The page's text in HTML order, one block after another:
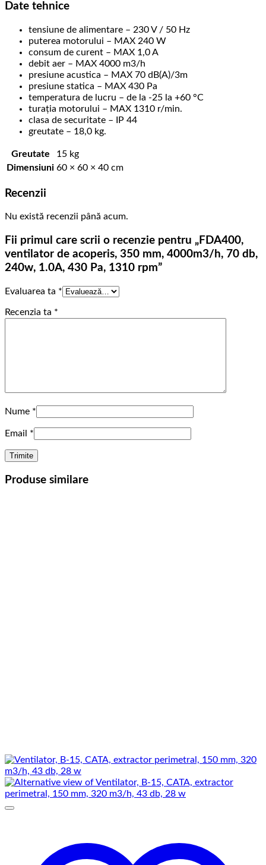
Date tehnice
tensiune de alimentare – 230 V / 50 Hz
puterea motorului – MAX 240 W
consum de curent – MAX 1,0 A
debit aer – MAX 4000 m3/h
presiune acustica – MAX 70 dB(A)/3m
presiune statica – MAX 430 Pa
temperatura de lucru – de la -25 la +60 °C
turația motorului – MAX 1310 r/min.
clasa de securitate – IP 44
greutate – 18,0 kg.
Greutate
15 kg
Dimensiuni 60 × 60 × 40 cm
Recenzii
Nu există recenzii până acum.
Fii primul care scrii o recenzie pentru „FDA400,
ventilator de acoperis, 350 mm, 4000m3/h, 70 db,
240w, 1.0A, 430 Pa, 1310 rpm”
Evaluarea ta *
Recenzia ta *
Nume *
Email *
Produse similare